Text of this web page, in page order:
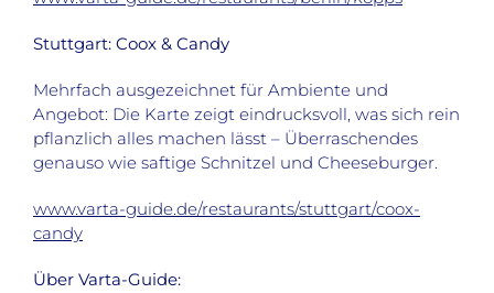
Stuttgart: Coox & Candy
Mehrfach ausgezeichnet für Ambiente und
Angebot: Die Karte zeigt eindrucksvoll, was sich rein
pflanzlich alles machen lässt – Überraschendes
genauso wie saftige Schnitzel und Cheeseburger.
www.varta-guide.de/restaurants/stuttgart/coox-
candy
Über Varta-Guide: